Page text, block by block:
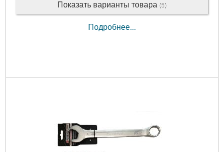
Показать варианты товара (5)
Подробнее...